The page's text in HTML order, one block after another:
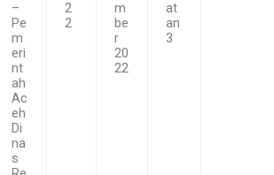
–
Pe
m
eri
nt
ah
Ac
eh
Di
na
s
2
2
m
be
r
20
22
at
an
3